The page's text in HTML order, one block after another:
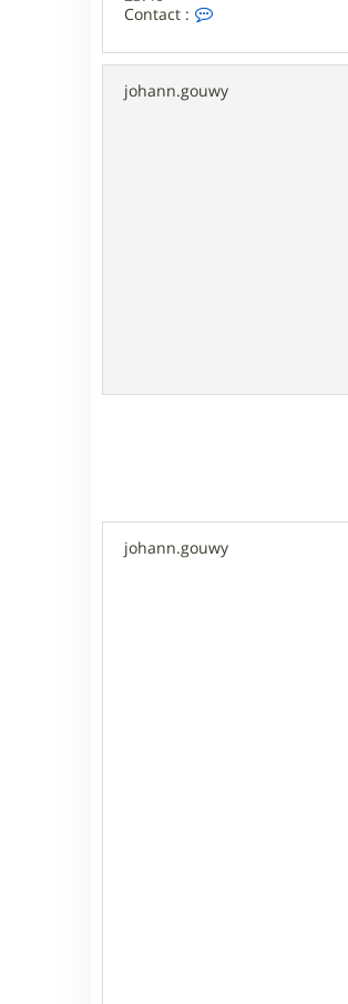
Contact :
t
c
johann.gouwy
johann.gouwy